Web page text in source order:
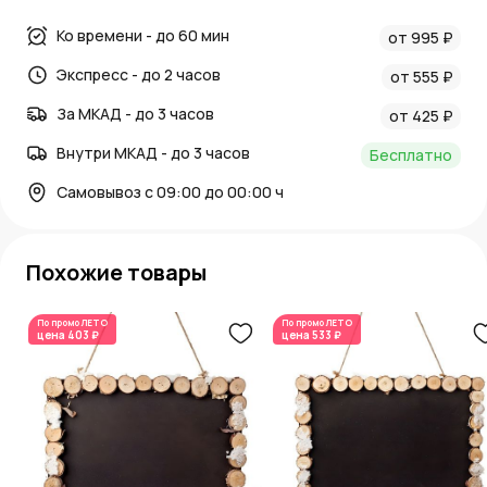
Ко времени - до 60 мин
от 995 ₽
Экспресс - до 2 часов
от 555 ₽
За МКАД - до 3 часов
от 425 ₽
Внутри МКАД - до 3 часов
Бесплатно
Самовывоз с 09:00 до 00:00 ч
Похожие товары
По промоЛЕТО
цена 403 ₽
По промоЛЕТО
цена 533 ₽